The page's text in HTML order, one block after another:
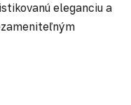
eleganciu a